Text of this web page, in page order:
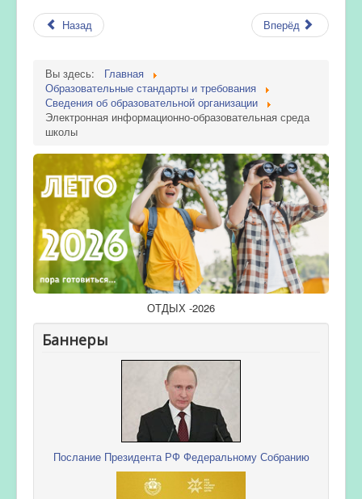
Назад Вперёд
Вы здесь:
Главная
Образовательные стандарты и требования
Сведения об образовательной организации
Электронная информационно-образовательная среда
школы
ОТДЫХ -2026
Баннеры
Послание Президента РФ Федеральному Собранию